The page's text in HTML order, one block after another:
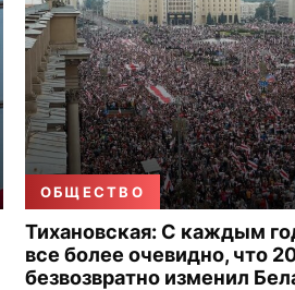
ОБЩЕСТВО
Тихановская: С каждым
все более очевидно, что
безвозвратно изменил